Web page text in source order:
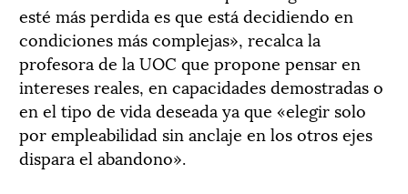
esté más perdida es que está decidiendo en
condiciones más complejas», recalca la
profesora de la UOC que propone pensar en
intereses reales, en capacidades demostradas o
en el tipo de vida deseada ya que «elegir solo
por empleabilidad sin anclaje en los otros ejes
dispara el abandono».